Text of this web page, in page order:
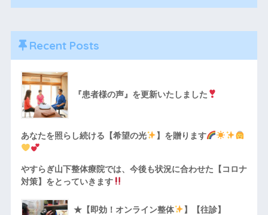
Recent Posts
『患者様の声』を更新いたしました
あなたを照らし続ける【希望の光 】を贈ります
やすらぎ山下整体療院では、今後も状況に合わせた【コロナ
対策】をとっていきます
★【即効！オンライン整体
】【往診】